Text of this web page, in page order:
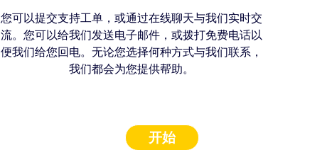
您可以提交支持工单，或通过在线聊天与我们实时交
流。您可以给我们发送电子邮件，或拨打免费电话以
便我们给您回电。无论您选择何种方式与我们联系，
我们都会为您提供帮助。
开始